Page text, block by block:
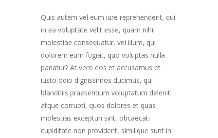
Quis autem vel eum iure reprehenderit, qui
in ea voluptate velit esse, quam nihil
molestiae consequatur, vel illum, qui
dolorem eum fugiat, quo voluptas nulla
pariatur? At vero eos et accusamus et
iusto odio dignissimos ducimus, qui
blanditiis praesentium voluptatum deleniti
atque corrupti, quos dolores et quas
molestias excepturi sint, obcaecati
cupiditate non provident, similique sunt in